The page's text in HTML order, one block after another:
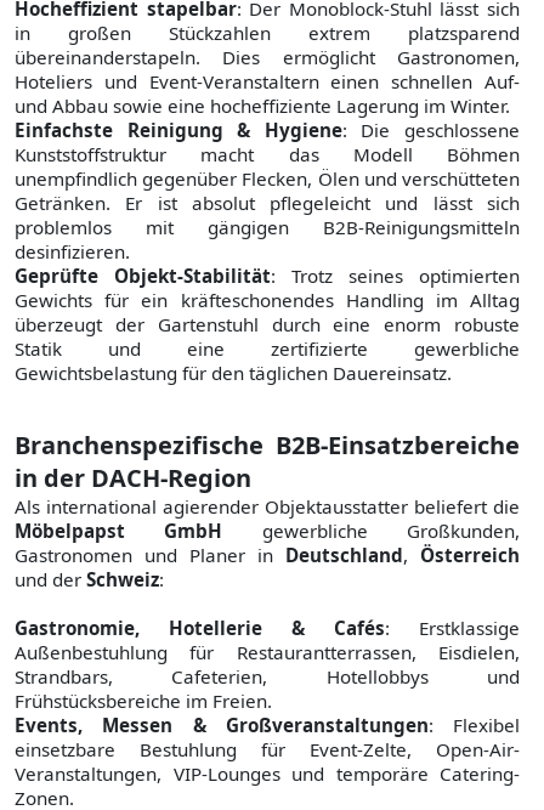
Hocheffizient stapelbar: Der Monoblock-Stuhl lässt sich
in großen Stückzahlen extrem platzsparend
übereinanderstapeln. Dies ermöglicht Gastronomen,
Hoteliers und Event-Veranstaltern einen schnellen Auf-
und Abbau sowie eine hocheffiziente Lagerung im Winter.
Einfachste Reinigung & Hygiene: Die geschlossene
Kunststoffstruktur macht das Modell Böhmen
unempfindlich gegenüber Flecken, Ölen und verschütteten
Getränken. Er ist absolut pflegeleicht und lässt sich
problemlos mit gängigen B2B-Reinigungsmitteln
desinfizieren.
Geprüfte Objekt-Stabilität: Trotz seines optimierten
Gewichts für ein kräfteschonendes Handling im Alltag
überzeugt der Gartenstuhl durch eine enorm robuste
Statik und eine zertifizierte gewerbliche
Gewichtsbelastung für den täglichen Dauereinsatz.
Branchenspezifische B2B-Einsatzbereiche
in der DACH-Region
Als international agierender Objektausstatter beliefert die
Möbelpapst GmbH gewerbliche Großkunden,
Gastronomen und Planer in Deutschland, Österreich
und der Schweiz:
Gastronomie, Hotellerie & Cafés: Erstklassige
Außenbestuhlung für Restaurantterrassen, Eisdielen,
Strandbars, Cafeterien, Hotellobbys und
Frühstücksbereiche im Freien.
Events, Messen & Großveranstaltungen: Flexibel
einsetzbare Bestuhlung für Event-Zelte, Open-Air-
Veranstaltungen, VIP-Lounges und temporäre Catering-
Zonen.